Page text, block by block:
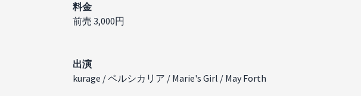
料金
前売 3,000円
出演​
kurage / ペルシカリア / Marie's Girl / May Forth